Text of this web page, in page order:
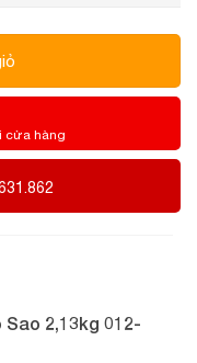
cửa hàng
Sao 2,13kg 012-